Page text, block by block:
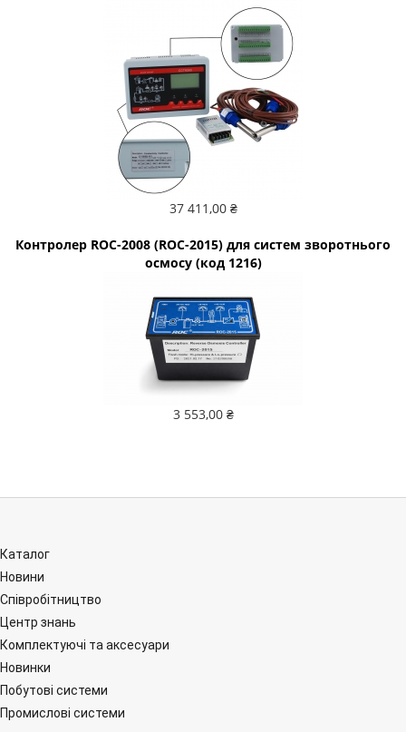
37 411,00 ₴
Контролер ROC-2008 (ROC-2015) для систем зворотнього
осмосу (код 1216)
3 553,00 ₴
Каталог
Новини
Співробітництво
Центр знань
Комплектуючі та аксесуари
Новинки
Побутові системи
Промислові системи